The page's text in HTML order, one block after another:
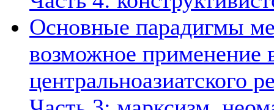
Основные парадигмы
возможное применение
центральноазиатского